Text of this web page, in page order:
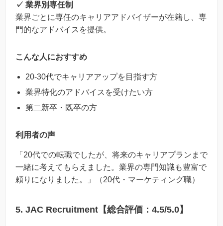
✓ 業界別専任制
業界ごとに専任のキャリアアドバイザーが在籍し、専
門的なアドバイスを提供。
こんな人におすすめ
20-30代でキャリアアップを目指す方
業界特化のアドバイスを受けたい方
第二新卒・既卒の方
利用者の声
「20代での転職でしたが、将来のキャリアプランまで
一緒に考えてもらえました。業界の専門知識も豊富で
頼りになりました。」（20代・マーケティング職）
5. JAC Recruitment【総合評価：4.5/5.0】